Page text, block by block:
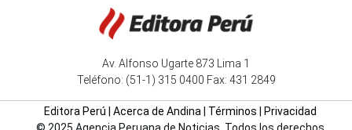
Av. Alfonso Ugarte 873 Lima 1
Teléfono: (51-1) 315 0400 Fax: 431 2849
Editora Perú Acerca de Andina| Términos
Privacidad